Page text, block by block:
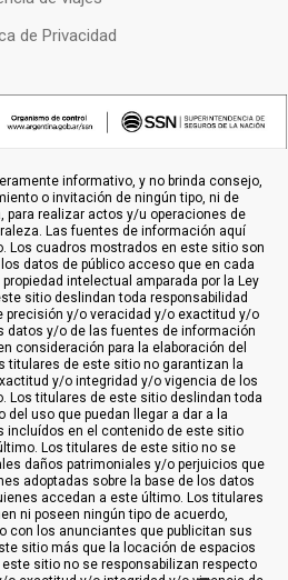
de Privacidad
informativo, y no brinda consejo,
o invitación de ningún tipo, ni de
para realizar actos y/u operaciones de
Las fuentes de información aquí
Los cuadros mostrados en este sitio son
datos de público acceso que en cada
intelectual amparada por la Ley
sitio deslindan toda responsabilidad
precisión y/o veracidad y/o exactitud y/o
datos y/o de las fuentes de información
consideración para la elaboración del
titulares de este sitio no garantizan la
y/o integridad y/o vigencia de los
Los titulares de este sitio deslindan toda
del uso que puedan llegar a dar a la
incluídos en el contenido de este sitio
Los titulares de este sitio no se
daños patrimoniales y/o perjuicios que
adoptadas sobre la base de los datos
accedan a este último. Los titulares
ni poseen ningún tipo de acuerdo,
con los anunciantes que publicitan sus
sitio más que la locación de espacios
sitio no se responsabilizan respecto